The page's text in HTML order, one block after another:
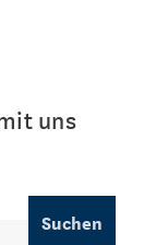
uns
Suchen